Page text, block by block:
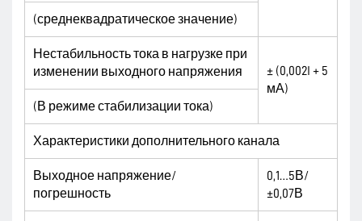
(среднеквадратическое значение)
Нестабильность тока в нагрузке при
изменении выходного напряжения
± (0,002I + 5
мА)
(В режиме стабилизации тока)
Характеристики дополнительного канала
Выходное напряжение/
погрешность
0,1…5В/
±0,07В